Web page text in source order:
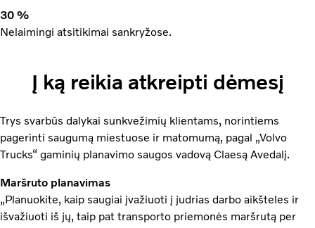
30 %
Nelaimingi atsitikimai sankryžose.
Į ką reikia atkreipti dėmesį
Trys svarbūs dalykai sunkvežimių klientams, norintiems
pagerinti saugumą miestuose ir matomumą, pagal „Volvo
Trucks“ gaminių planavimo saugos vadovą Claesą Avedalį.
Maršruto planavimas
„Planuokite, kaip saugiai įvažiuoti į judrias darbo aikšteles ir
išvažiuoti iš jų, taip pat transporto priemonės maršrutą per